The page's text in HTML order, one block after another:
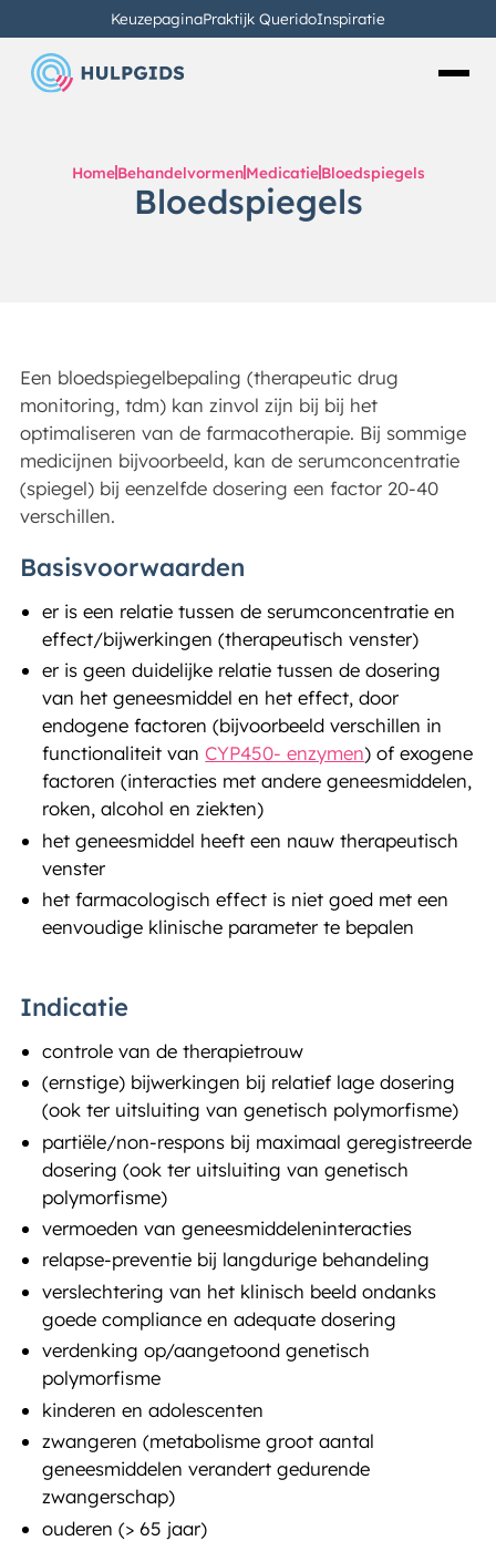
KeuzepaginaPraktijk QueridoInspiratie
Home Behandelvormen Medicatie Bloedspiegels
Bloedspiegels
Een bloedspiegelbepaling (therapeutic drug
monitoring, tdm) kan zinvol zijn bij bij het
optimaliseren van de farmacotherapie. Bij sommige
medicijnen bijvoorbeeld, kan de serumconcentratie
(spiegel) bij eenzelfde dosering een factor 20-40
verschillen.
Basisvoorwaarden
er is een relatie tussen de serumconcentratie en
effect/bijwerkingen (therapeutisch venster)
er is geen duidelijke relatie tussen de dosering
van het geneesmiddel en het effect, door
endogene factoren (bijvoorbeeld verschillen in
functionaliteit vanCYP450- enzymen) of exogene
factoren (interacties met andere geneesmiddelen,
roken, alcohol en ziekten)
het geneesmiddel heeft een nauw therapeutisch
venster
het farmacologisch effect is niet goed met een
eenvoudige klinische parameter te bepalen
Indicatie
controle van de therapietrouw
(ernstige) bijwerkingen bij relatief lage dosering
(ook ter uitsluiting van genetisch polymorfisme)
partiële/non-respons bij maximaal geregistreerde
dosering (ook ter uitsluiting van genetisch
polymorfisme)
vermoeden van geneesmiddeleninteracties
relapse-preventie bij langdurige behandeling
verslechtering van het klinisch beeld ondanks
goede compliance en adequate dosering
verdenking op/aangetoond genetisch
polymorfisme
kinderen en adolescenten
zwangeren (metabolisme groot aantal
geneesmiddelen verandert gedurende
zwangerschap)
ouderen (> 65 jaar)